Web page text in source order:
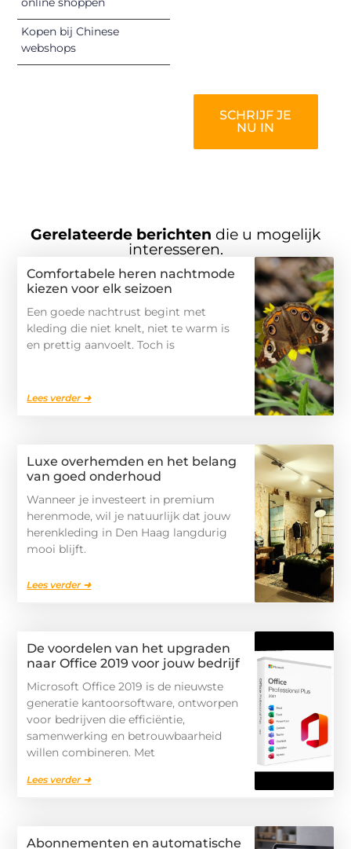
Kopen bij Chinese
webshops
SCHRIJF JE
NU IN
Gerelateerde berichten die u mogelijk
interesseren.
Comfortabele heren nachtmode
kiezen voor elk seizoen
Een goede nachtrust begint met
kleding die niet knelt, niet te warm is
en prettig aanvoelt. Toch is
Lees verder ➜
Luxe overhemden en het belang
van goed onderhoud
Wanneer je investeert in premium
herenmode, wil je natuurlijk dat jouw
herenkleding in Den Haag langdurig
mooi blijft.
Lees verder ➜
De voordelen van het upgraden
naar Office 2019 voor jouw bedrijf
Microsoft Office 2019 is de nieuwste
generatie kantoorsoftware, ontworpen
voor bedrijven die efficiëntie,
samenwerking en betrouwbaarheid
willen combineren. Met
Lees verder ➜
Abonnementen en automatische